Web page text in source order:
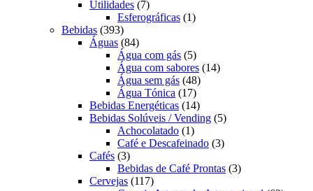
Utilidades 77
produtos
Esferográficas 11
Bebidas 393393
produtos
Águas 8484
produtos
Água com gás 55
produtos
Água com sabores 1414
Água sem gás 4848
Água Tónica 1717
produtos
Bebidas Energéticas 1414
produtos
Bebidas Solúveis / Vending 55
Achocolatado 11
produto
Café e Descafeinado 33
Cafés 33
produtos
Bebidas de Café Prontas 33
Cervejas 117117